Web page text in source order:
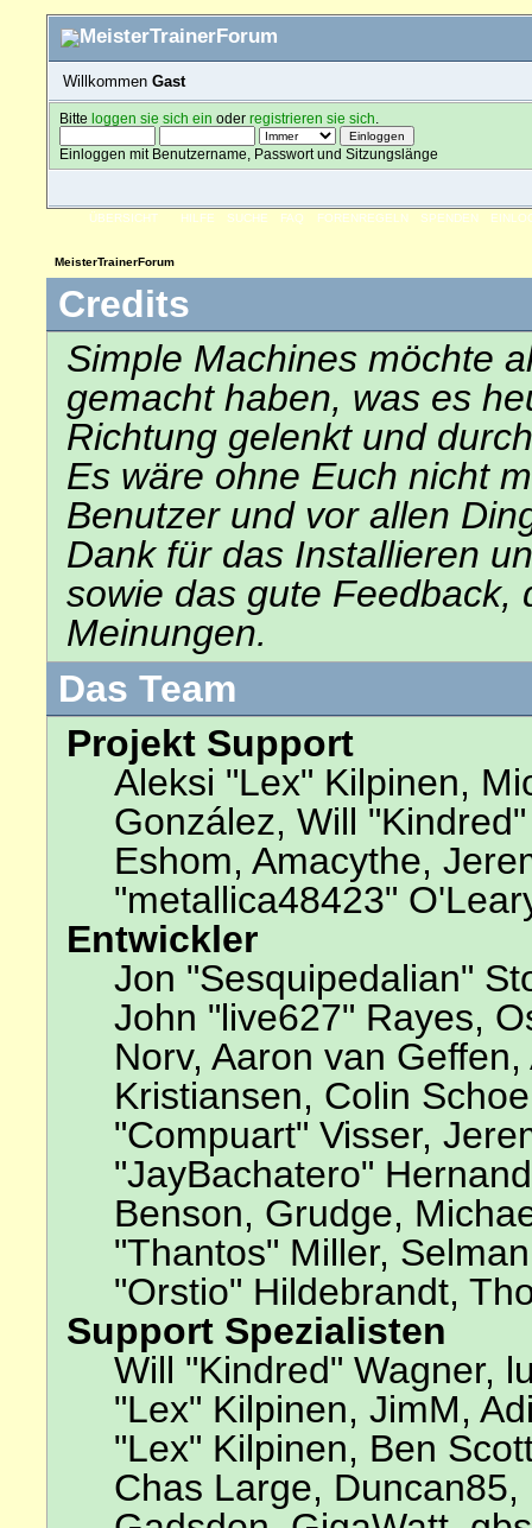
Willkommen Gast
Bitteloggen sie sich ein oderregistrieren sie sich
Einloggen mit Benutzername, Passwort und Sitzungslänge
ÜBERSICHT HILFE SUCHE FAQ FORENREGELN SPENDEN
MeisterTrainerForum
Credits
Simple Machines möchte
gemacht haben, was es
Richtung gelenkt und
Es wäre ohne Euch nicht
Benutzer und vor allen
Dank für das Installieren
sowie das gute Feedback,
Meinungen.
Das Team
Projekt Support
Aleksi "Lex" Kilpinen,
González, Will
Eshom, Amacythe,
"metallica48423"
Entwickler
Jon "Sesquipedalian"
John "live627" Rayes,
Norv, Aaron van
Kristiansen, Colin
"Compuart" Visser,
"JayBachatero"
Benson, Grudge,
"Thantos" Miller,
"Orstio" Hildebrandt,
Support Spezialisten
Will "Kindred" Wagner,
"Lex" Kilpinen, JimM,
"Lex" Kilpinen, Ben
Chas Large,